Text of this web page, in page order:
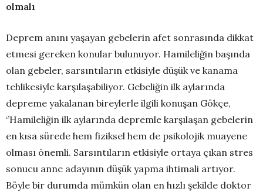
olmalı
Deprem anını yaşayan gebelerin afet sonrasında dikkat
etmesi gereken konular bulunuyor. Hamileliğin başında
olan gebeler, sarsıntıların etkisiyle düşük ve kanama
tehlikesiyle karşılaşabiliyor. Gebeliğin ilk aylarında
depreme yakalanan bireylerle ilgili konuşan Gökçe,
‘’Hamileliğin ilk aylarında depremle karşılaşan gebelerin
en kısa sürede hem fiziksel hem de psikolojik muayene
olması önemli. Sarsıntıların etkisiyle ortaya çıkan stres
sonucu anne adayının düşük yapma ihtimali artıyor.
Böyle bir durumda mümkün olan en hızlı şekilde doktor